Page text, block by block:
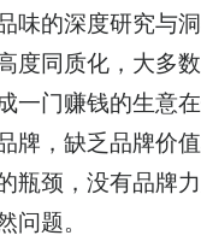
味的深度研究与
度同质化，大多
一门赚钱的生意
牌，缺乏品牌价
瓶颈，没有品牌
问题。